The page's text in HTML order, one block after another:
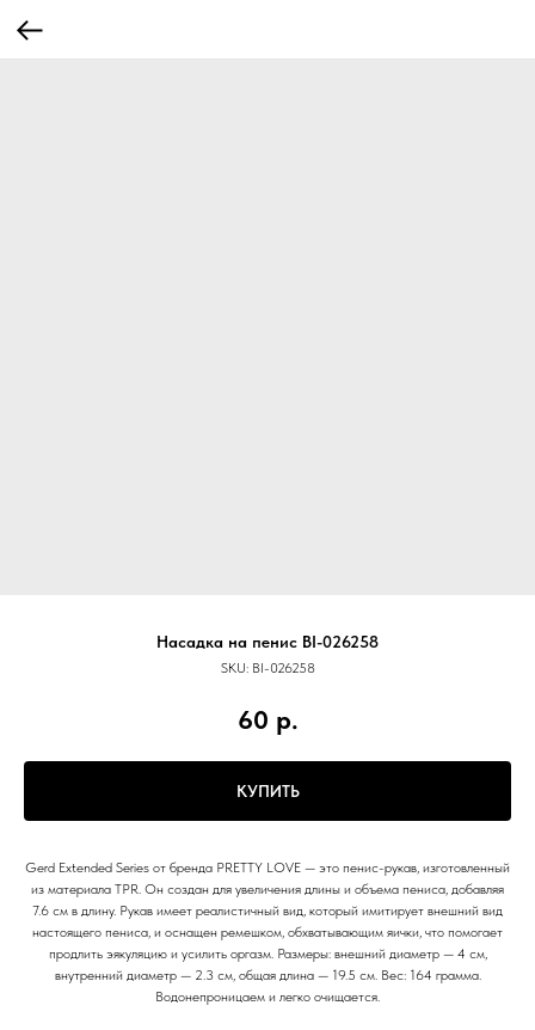
Насадка на пенис BI-026258
SKU: BI-026258
60 р.
КУПИТЬ
Gerd Extended Series от бренда PRETTY LOVE — это пенис-рукав, изготовленный
из материала TPR. Он создан для увеличения длины и объема пениса, добавляя
7.6 см в длину. Рукав имеет реалистичный вид, который имитирует внешний вид
настоящего пениса, и оснащен ремешком, обхватывающим яички, что помогает
продлить эякуляцию и усилить оргазм. Размеры: внешний диаметр — 4 см,
внутренний диаметр — 2.3 см, общая длина — 19.5 см. Вес: 164 грамма.
Водонепроницаем и легко очищается.